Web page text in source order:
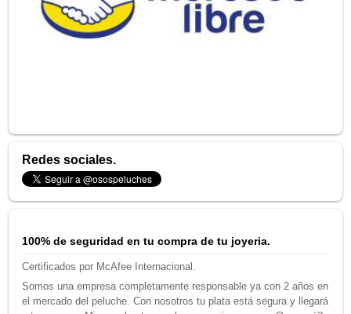
Redes sociales.
100% de seguridad en tu compra de tu joyeria.
Certificados por McAfee Internacional.
Somos una empresa completamente responsable ya con 2 años en
el mercado del peluche. Con nosotros tu plata está segura y llegará